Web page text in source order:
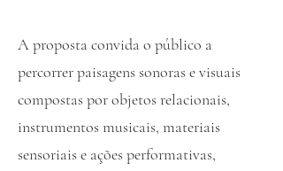
A proposta convida o público a
percorrer paisagens sonoras e visuais
compostas por objetos relacionais,
instrumentos musicais, materiais
sensoriais e ações performativas,